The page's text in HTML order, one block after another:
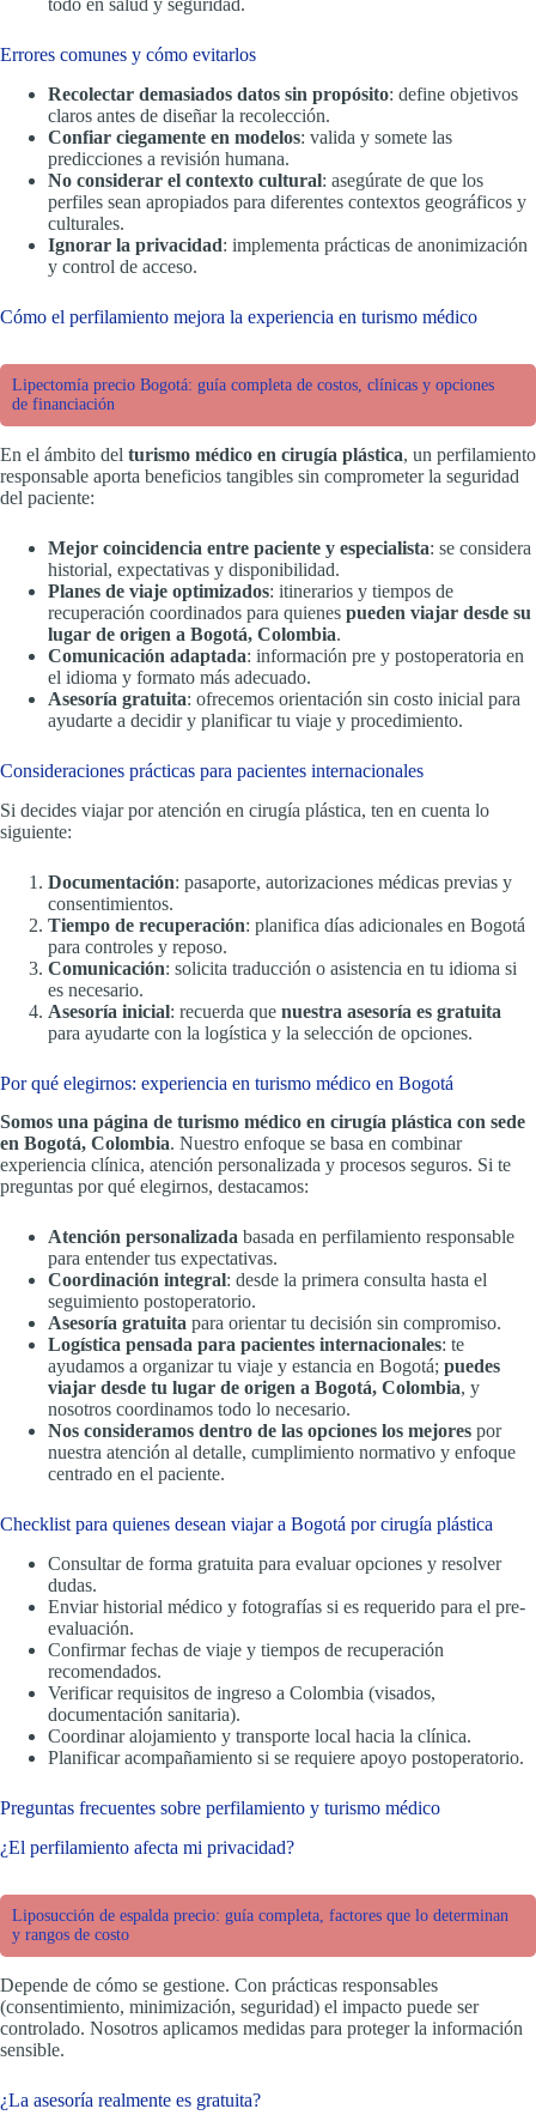
todo en salud y seguridad.
Errores comunes y cómo evitarlos
Recolectar demasiados datos sin propósito: define objetivos
claros antes de diseñar la recolección.
Confiar ciegamente en modelos: valida y somete las
predicciones a revisión humana.
No considerar el contexto cultural: asegúrate de que los
perfiles sean apropiados para diferentes contextos geográficos y
culturales.
Ignorar la privacidad: implementa prácticas de anonimización
y control de acceso.
Cómo el perfilamiento mejora la experiencia en turismo médico
Lipectomía precio Bogotá: guía completa de costos, clínicas y opciones
de financiación
En el ámbito del turismo médico en cirugía plástica, un perfilamiento
responsable aporta beneficios tangibles sin comprometer la seguridad
del paciente:
Mejor coincidencia entre paciente y especialista: se considera
historial, expectativas y disponibilidad.
Planes de viaje optimizados: itinerarios y tiempos de
recuperación coordinados para quienes pueden viajar desde su
lugar de origen a Bogotá, Colombia.
Comunicación adaptada: información pre y postoperatoria en
el idioma y formato más adecuado.
Asesoría gratuita: ofrecemos orientación sin costo inicial para
ayudarte a decidir y planificar tu viaje y procedimiento.
Consideraciones prácticas para pacientes internacionales
Si decides viajar por atención en cirugía plástica, ten en cuenta lo
siguiente:
Documentación: pasaporte, autorizaciones médicas previas y
consentimientos.
Tiempo de recuperación: planifica días adicionales en Bogotá
para controles y reposo.
Comunicación: solicita traducción o asistencia en tu idioma si
es necesario.
Asesoría inicial: recuerda que nuestra asesoría es gratuita
para ayudarte con la logística y la selección de opciones.
Por qué elegirnos: experiencia en turismo médico en Bogotá
Somos una página de turismo médico en cirugía plástica con sede
en Bogotá, Colombia. Nuestro enfoque se basa en combinar
experiencia clínica, atención personalizada y procesos seguros. Si te
preguntas por qué elegirnos, destacamos:
Atención personalizada basada en perfilamiento responsable
para entender tus expectativas.
Coordinación integral: desde la primera consulta hasta el
seguimiento postoperatorio.
Asesoría gratuita para orientar tu decisión sin compromiso.
Logística pensada para pacientes internacionales: te
ayudamos a organizar tu viaje y estancia en Bogotá; puedes
viajar desde tu lugar de origen a Bogotá, Colombia, y
nosotros coordinamos todo lo necesario.
Nos consideramos dentro de las opciones los mejores por
nuestra atención al detalle, cumplimiento normativo y enfoque
centrado en el paciente.
Checklist para quienes desean viajar a Bogotá por cirugía plástica
Consultar de forma gratuita para evaluar opciones y resolver
dudas.
Enviar historial médico y fotografías si es requerido para el pre-
evaluación.
Confirmar fechas de viaje y tiempos de recuperación
recomendados.
Verificar requisitos de ingreso a Colombia (visados,
documentación sanitaria).
Coordinar alojamiento y transporte local hacia la clínica.
Planificar acompañamiento si se requiere apoyo postoperatorio.
Preguntas frecuentes sobre perfilamiento y turismo médico
¿El perfilamiento afecta mi privacidad?
Liposucción de espalda precio: guía completa, factores que lo determinan
y rangos de costo
Depende de cómo se gestione. Con prácticas responsables
(consentimiento, minimización, seguridad) el impacto puede ser
controlado. Nosotros aplicamos medidas para proteger la información
sensible.
¿La asesoría realmente es gratuita?